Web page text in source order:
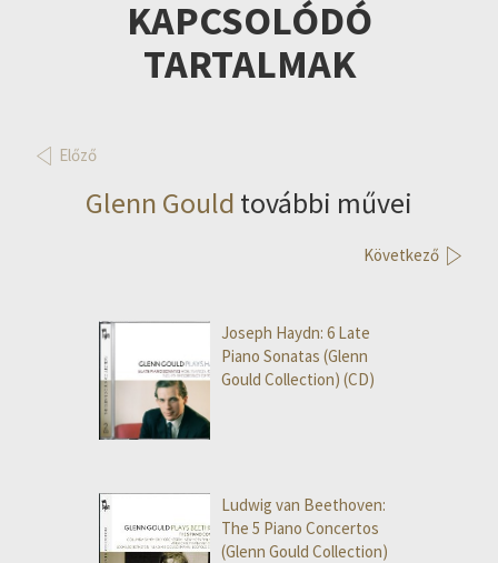
KAPCSOLÓDÓ
TARTALMAK
Előző
Glenn Gould további művei
Következő
Joseph Haydn: 6 Late
Piano Sonatas (Glenn
Gould Collection) (CD)
Ludwig van Beethoven:
The 5 Piano Concertos
(Glenn Gould Collection)